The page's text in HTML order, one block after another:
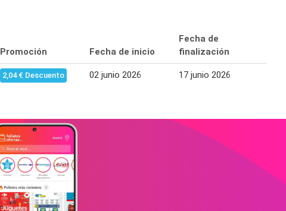
Promoción Fecha de inicio
Fecha de
finalización
2,04 € Descuento 02 junio 2026 17 junio 2026